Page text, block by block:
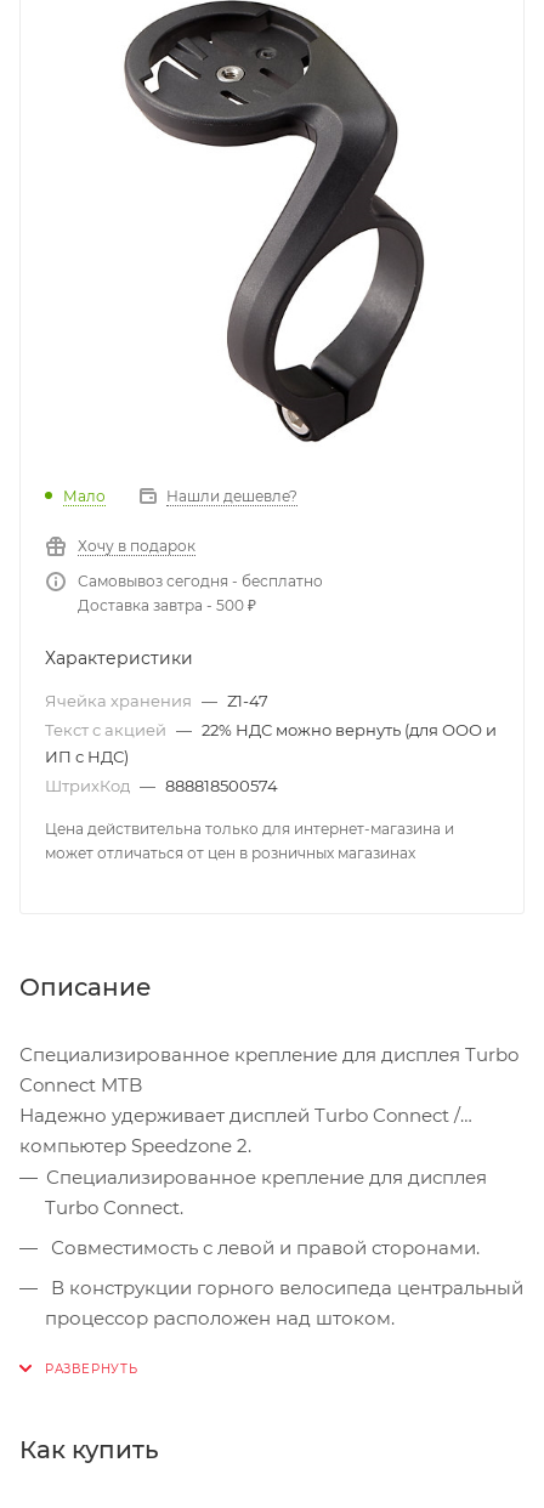
Мало Нашли дешевле?
Хочу в подарок
Самовывоз сегодня - бесплатно
Доставка завтра - 500 ₽
Характеристики
Ячейка хранения — Z1-47
Текст с акцией — 22% НДС можно вернуть (для ООО и
ИП с НДС)
ШтрихКод — 888818500574
Цена действительна только для интернет-магазина и
может отличаться от цен в розничных магазинах
Описание
Специализированное крепление для дисплея Turbo
Connect MTB
Надежно удерживает дисплей Turbo Connect /
компьютер Speedzone 2.
Специализированное крепление для дисплея
Turbo Connect.
Совместимость с левой и правой сторонами.
процессор расположен над штоком.
Крепление в стиле MTB на штоке
Как купить